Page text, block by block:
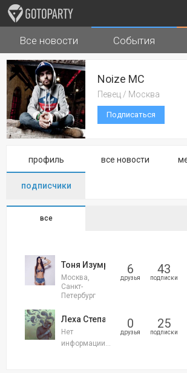
Города Музыка
Все новости События
Noize MC
Певец / Москва
Подписаться
профиль все новости
подписчики
все
6
друзья
43
подписки
Тоня Изумрудова
Москва,
Санкт-
Петербург
0
друзья
25
подписки
Леха Степанов
Нет
информации...